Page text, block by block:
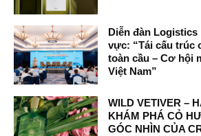
Diễn đàn
vực: “Tái cấu trúc
toàn cầu – Cơ hội
Việt Nam”
WILD VETIVER –
KHÁM PHÁ CỎ
GÓC NHÌN CỦA